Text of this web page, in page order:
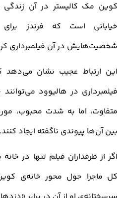
کوین مک‌ کالیستر در آن
خیابانی است که فرندز
شخصیت‌هایش در آن فیلمبرداری
این ارتباط عجیب نشان
فیلمبرداری در هالیوود
متفاوت، اما به‌ شدت محبوب،
بین آن‌ها پیوندی ناگفته ایجاد کنند.
اگر از طرفداران فیلم تنها در
کل ماجرا حول محور خانه‌ی